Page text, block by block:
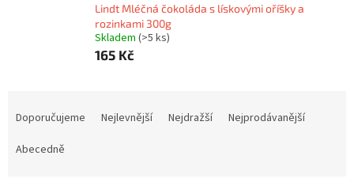
Lindt Mléčná čokoláda s lískovými oříšky a
rozinkami 300g
Skladem (>5 ks)
165 Kč
Doporučujeme Nejlevnější Nejdražší
Nejprodávanější
Abecedně